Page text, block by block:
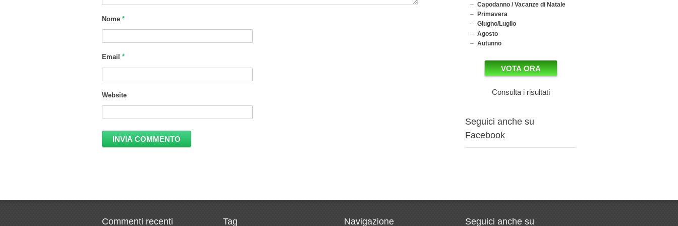
Nome *
Email *
Website
Capodanno / Vacanze di Natale
Primavera
Giugno/Luglio
Agosto
Autunno
Consulta i risultati
Seguici anche su
Facebook
Commenti recenti Tag Navigazione Seguici anche su